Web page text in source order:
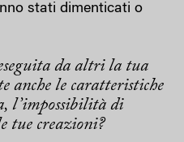
stati dimenticati o
da altri la tua
anche le caratteristiche
l’impossibilità di
tue creazioni?